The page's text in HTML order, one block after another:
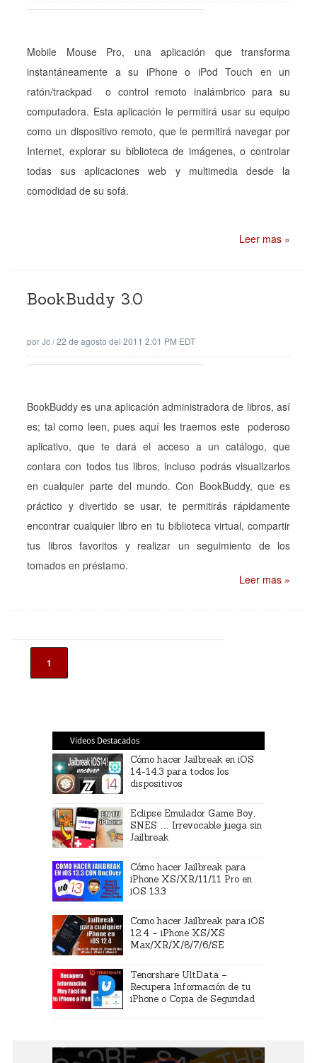
Mobile Mouse Pro, una aplicación que transforma
instantáneamente a su iPhone o iPod Touch en un
ratón/trackpad o control remoto inalámbrico para su
computadora. Esta aplicación le permitirá usar su equipo
como un dispositivo remoto, que le permitirá navegar por
Internet, explorar su biblioteca de imágenes, o controlar
todas sus aplicaciones web y multimedia desde la
comodidad de su sofá.
Leer mas »
BookBuddy 3.0
porJc/22 de agosto del 2011 2:01 PM EDT
BookBuddy es una aplicación administradora de libros, así
es; tal como leen, pues aquí les traemos este poderoso
aplicativo, que te dará el acceso a un catálogo, que
contara con todos tus libros, incluso podrás visualizarlos
en cualquier parte del mundo. Con BookBuddy, que es
práctico y divertido se usar, te permitirás rápidamente
encontrar cualquier libro en tu biblioteca virtual, compartir
tus libros favoritos y realizar un seguimiento de los
tomados en préstamo.
Leer mas »
1
Videos Destacados
Cómo hacer Jailbreak en iOS
14-14.3 para todos los
dispositivos
Eclipse Emulador Game Boy,
SNES … Irrevocable juega sin
Jailbreak
Cómo hacer Jailbreak para
iPhone XS/XR/11/11 Pro en
iOS 13.3
Como hacer Jailbreak para iOS
12.4 – iPhone XS/XS
Max/XR/X/8/7/6/SE
Tenorshare UltData –
Recupera Información de tu
iPhone o Copia de Seguridad